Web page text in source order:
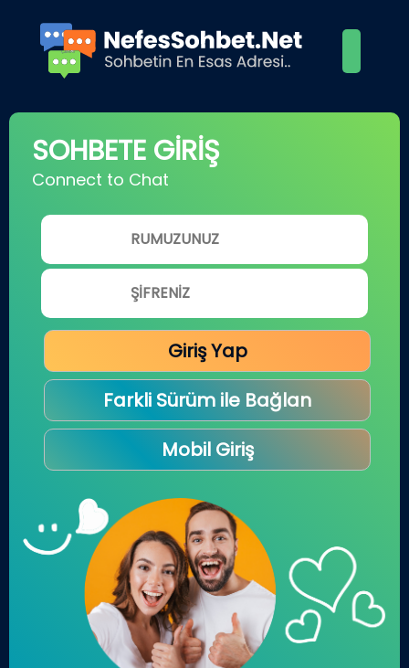
SOHBETE GİRİŞ
Connect to Chat
Giriş Yap
Farkli Sürüm ile Bağlan
Mobil Giriş